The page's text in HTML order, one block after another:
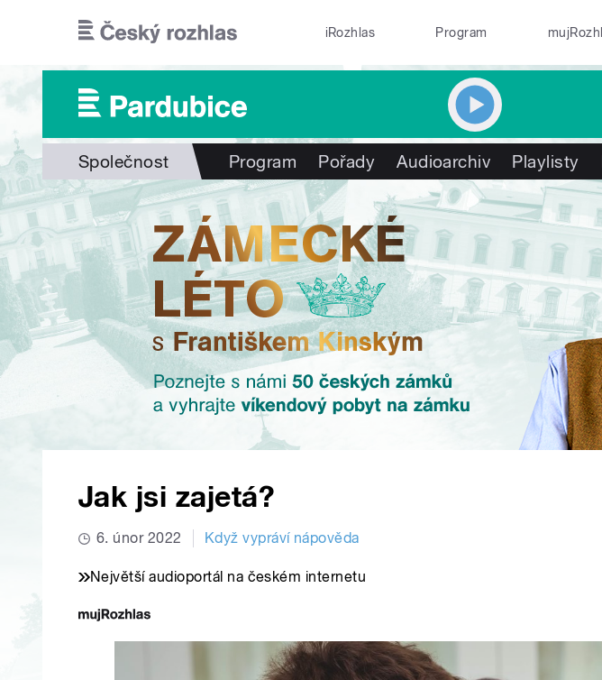
iRozhlas Program
Společnost Program Pořady Audioarchiv Playlisty
Jak jsi zajetá?
6. únor 2022 Když vypráví nápověda
Největší audioportál na českém internetu